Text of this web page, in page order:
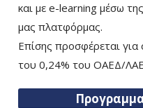
και με e-learning μέσω
μας πλατφόρμας.
Επίσης προσφέρεται για
του 0,24% του ΟΑΕΔ/